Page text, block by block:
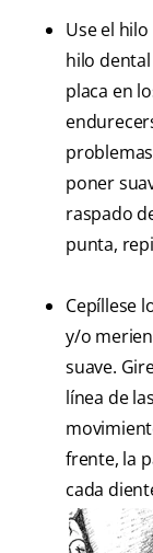
Use el
hilo
placa en
poner
raspado
punta,
Cepíllese
y/o
suave.
línea de
frente, la
cada